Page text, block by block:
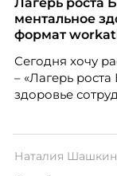
ментальное
формат
Сегодня хочу
– «Лагерь
здоровье
Наталия